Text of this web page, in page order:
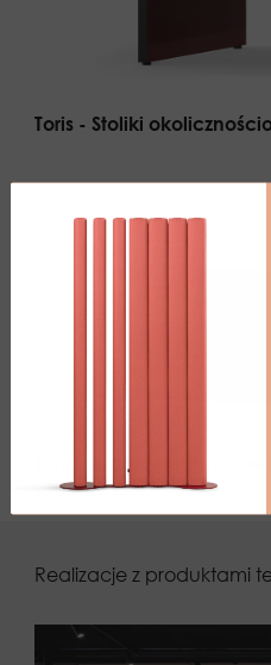
Toris - Stoliki
Realizacje z produktami